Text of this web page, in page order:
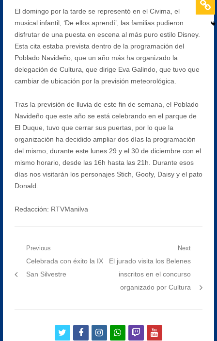
El domingo por la tarde se representó en el Civima, el
musical infantil, ‘De ellos aprendí’, las familias pudieron
disfrutar de una puesta en escena al más puro estilo Disney.
Esta cita estaba prevista dentro de la programación del
Poblado Navideño, que un año más ha organizado la
delegación de Cultura, que dirige Eva Galindo, que tuvo que
cambiar de ubicación por la previsión meteorológica.
Tras la previsión de lluvia de este fin de semana, el Poblado
Navideño que este año se está celebrando en el parque de
El Duque, tuvo que cerrar sus puertas, por lo que la
organización ha decidido ampliar dos días la programación
del mismo, durante este lunes 29 y el 30 de diciembre con el
mismo horario, desde las 16h hasta las 21h. Durante esos
días nos visitarán los personajes Stich, Goofy, Daisy y el pato
Donald.
Redacción: RTVManilva
Navegación
Previous
Previous
post:
Celebrada con éxito la IX
San Silvestre
Next
Next
post:
El jurado visita los Belenes
inscritos en el concurso
organizado por Cultura
twitterfacebookinstagramwhatsapp
twitchyoutube